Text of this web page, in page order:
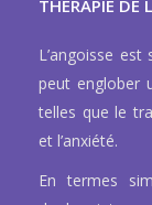
THÉRAPIE DE
L’angoisse
peut englober
telles que le
et l’anxiété.
En termes